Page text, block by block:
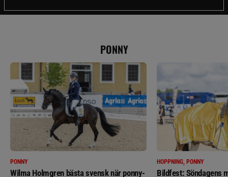
PONNY
PONNY
Wilma Holmgren bästa svensk när ponny-
HOPPNING, PONNY
Bildfest: Söndagens